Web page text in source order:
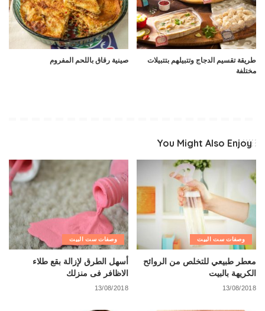
طريقة تقسيم الدجاج وتتبيلهم بتتبيلات
مختلفة
صينية رقاق باللحم المفروم
You Might Also Enjoy
وصفات ست البيت
معطر طبيعي للتخلص من الروائح
الكريهة بالبيت
13/08/2018
وصفات ست البيت
أسهل الطرق لإزالة بقع طلاء
الاظافر فى منزلك
13/08/2018